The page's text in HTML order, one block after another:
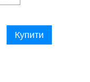
Купити